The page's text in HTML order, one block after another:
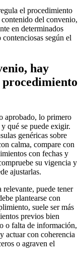
el procedimiento
del convenio,
en determinados
según el
hay
procedimiento
aprobado, lo primero
qué se puede exigir.
genéricas sobre
calma, compare con
con fechas y
su vigencia y
ajustarlas.
puede tener
plantearse con
suele ser más
previos bien
o falta de información,
actuar con coherencia
o agraven el